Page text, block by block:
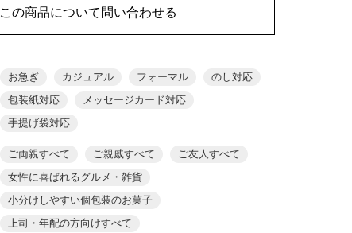
この商品について問い合わせる
お急ぎ カジュアル フォーマル
のし対応
包装紙対応
メッセージカード対応
手提げ袋対応
ご両親すべて ご親戚すべて
ご友人すべて
女性に喜ばれるグルメ・雑貨
小分けしやすい個包装のお菓子
上司・年配の方向けすべて